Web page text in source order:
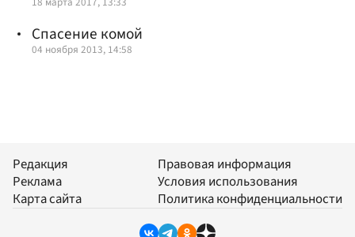
Спасение комой
04 ноября 2013, 14:58
Редакция
Реклама
Карта сайта
Правовая информация
Условия использования
Политика конфиденциальности